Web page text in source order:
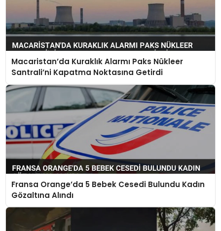
Macaristan’da Kuraklık Alarmı Paks Nükleer
Santrali’ni Kapatma Noktasına Getirdi
Fransa Orange’da 5 Bebek Cesedi Bulundu Kadın
Gözaltına Alındı